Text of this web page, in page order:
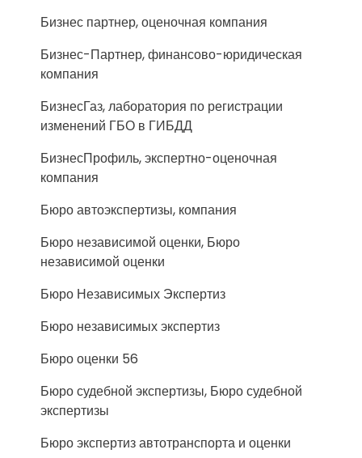
Бизнес партнер, оценочная компания
Бизнес-Партнер, финансово-юридическая
компания
БизнесГаз, лаборатория по регистрации
изменений ГБО в ГИБДД
БизнесПрофиль, экспертно-оценочная
компания
Бюро автоэкспертизы, компания
Бюро независимой оценки, Бюро
независимой оценки
Бюро Независимых Экспертиз
Бюро независимых экспертиз
Бюро оценки 56
Бюро судебной экспертизы, Бюро судебной
экспертизы
Бюро экспертиз автотранспорта и оценки